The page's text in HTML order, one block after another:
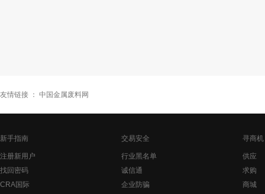
友情链接 ： 中国金属废料网
新手指南
注册新用户
找回密码
CRA国际
交易安全
行业黑名单
诚信通
企业防骗
寻商机
供应
求购
商城